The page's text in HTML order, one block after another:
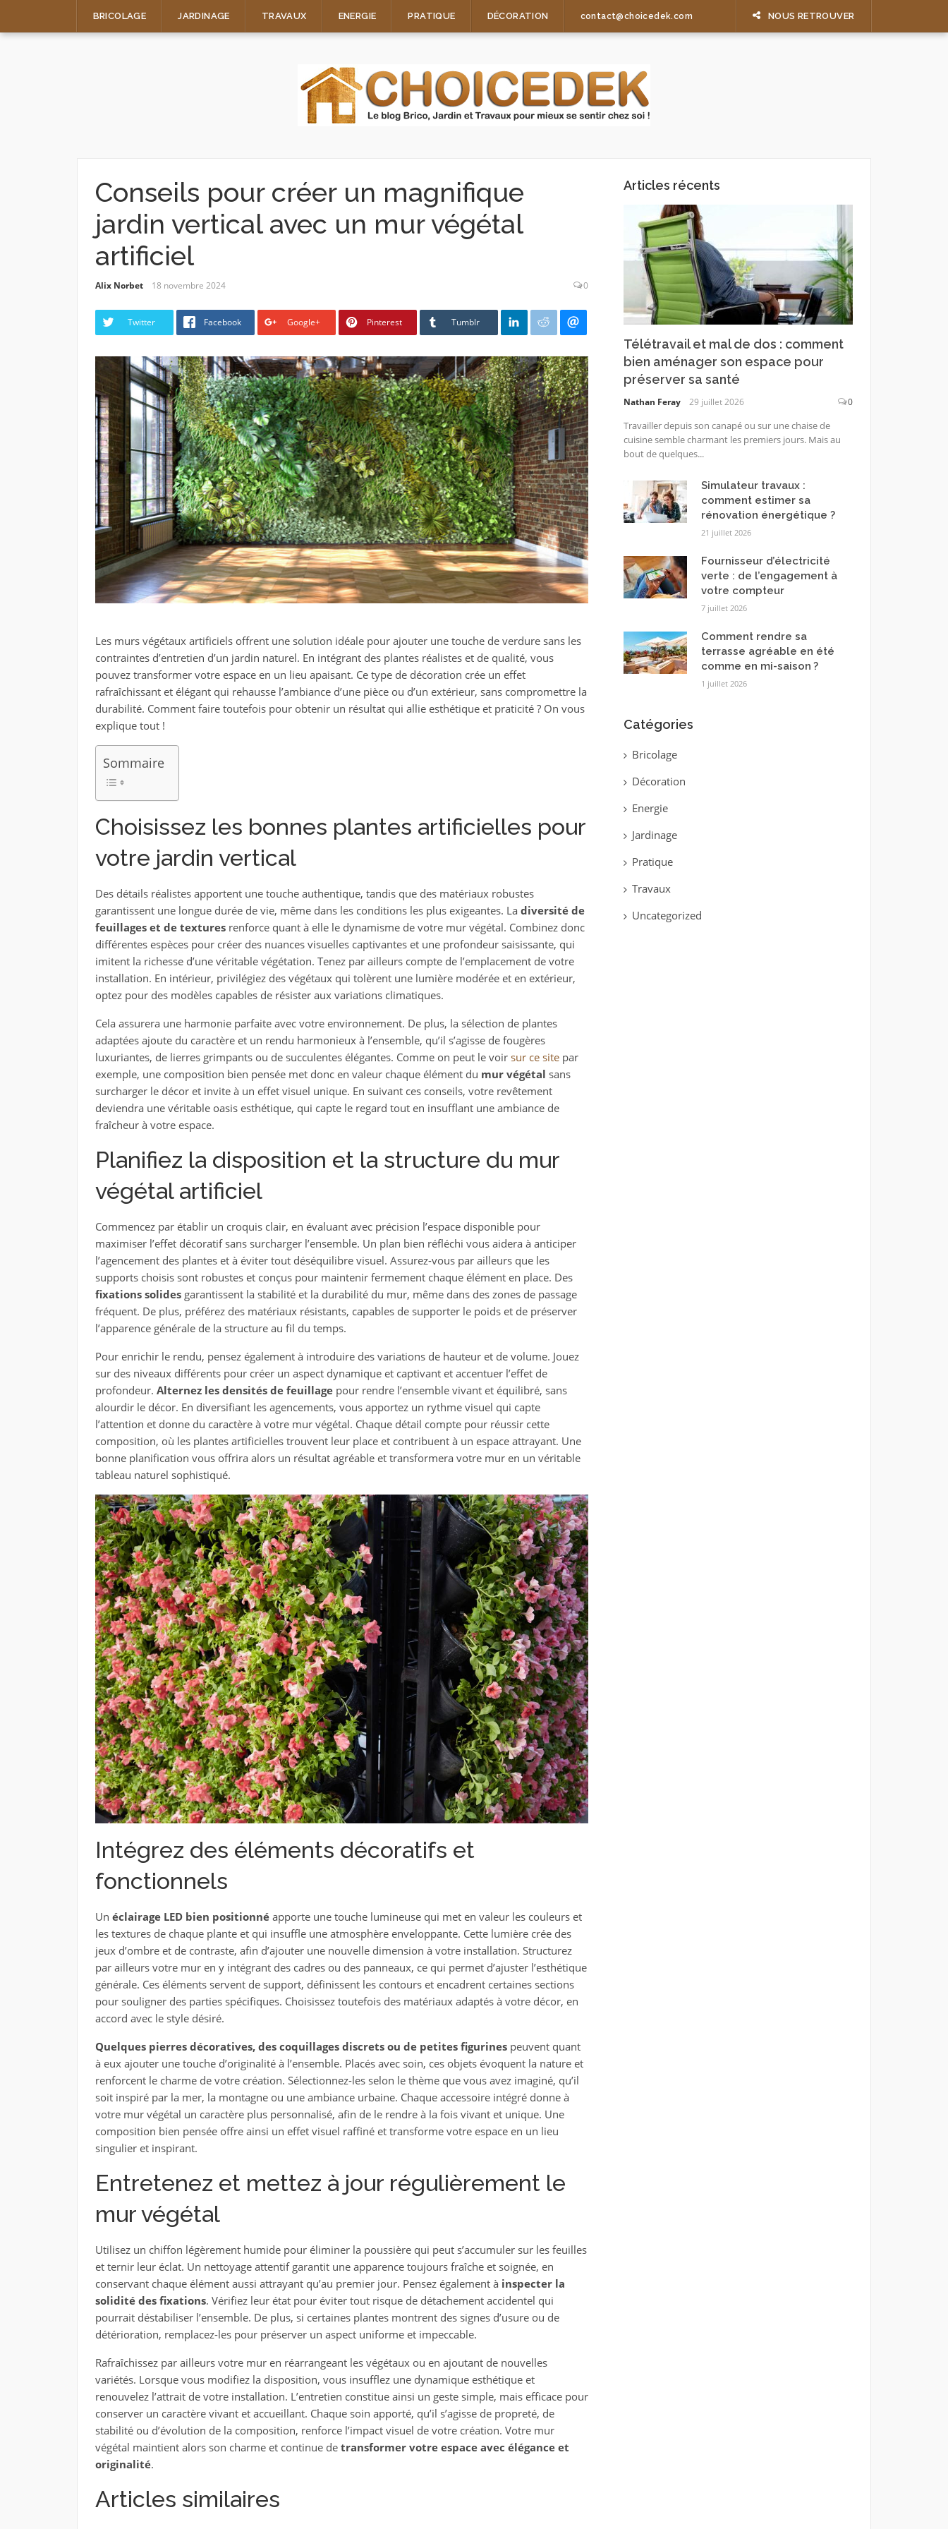
BRICOLAGE JARDINAGE TRAVAUX ENERGIE PRATIQUE DÉCORATION contact@choicedek.com NOUS RETROUVER
Conseils pour créer un magnifique
jardin vertical avec un mur végétal
artificiel
Alix Norbet 18 novembre 2024 0
Twitter Facebook Google+ Pinterest Tumblr
Les murs végétaux artificiels offrent une solution idéale pour ajouter une touche de verdure sans les
contraintes d’entretien d’un jardin naturel. En intégrant des plantes réalistes et de qualité, vous
pouvez transformer votre espace en un lieu apaisant. Ce type de décoration crée un effet
rafraîchissant et élégant qui rehausse l’ambiance d’une pièce ou d’un extérieur, sans compromettre la
durabilité. Comment faire toutefois pour obtenir un résultat qui allie esthétique et praticité ? On vous
explique tout !
Sommaire
Choisissez les bonnes plantes artificielles pour
votre jardin vertical
Des détails réalistes apportent une touche authentique, tandis que des matériaux robustes
garantissent une longue durée de vie, même dans les conditions les plus exigeantes. La diversité de
feuillages et de texturesrenforce quant à elle le dynamisme de votre mur végétal. Combinez donc
différentes espèces pour créer des nuances visuelles captivantes et une profondeur saisissante, qui
imitent la richesse d’une véritable végétation. Tenez par ailleurs compte de l’emplacement de votre
installation. En intérieur, privilégiez des végétaux qui tolèrent une lumière modérée et en extérieur,
optez pour des modèles capables de résister aux variations climatiques.
Cela assurera une harmonie parfaite avec votre environnement. De plus, la sélection de plantes
adaptées ajoute du caractère et un rendu harmonieux à l’ensemble, qu’il s’agisse de fougères
luxuriantes, de lierres grimpants ou de succulentes élégantes. Comme on peut le voir sur ce sitepar
exemple, une composition bien pensée met donc en valeur chaque élément du mur végétal sans
surcharger le décor et invite à un effet visuel unique. En suivant ces conseils, votre revêtement
deviendra une véritable oasis esthétique, qui capte le regard tout en insufflant une ambiance de
fraîcheur à votre espace.
Planifiez la disposition et la structure du mur
végétal artificiel
Commencez par établir un croquis clair, en évaluant avec précision l’espace disponible pour
maximiser l’effet décoratif sans surcharger l’ensemble. Un plan bien réfléchi vous aidera à anticiper
l’agencement des plantes et à éviter tout déséquilibre visuel. Assurez-vous par ailleurs que les
supports choisis sont robustes et conçus pour maintenir fermement chaque élément en place. Des
fixations solidesgarantissent la stabilité et la durabilité du mur, même dans des zones de passage
fréquent. De plus, préférez des matériaux résistants, capables de supporter le poids et de préserver
l’apparence générale de la structure au fil du temps.
Pour enrichir le rendu, pensez également à introduire des variations de hauteur et de volume. Jouez
sur des niveaux différents pour créer un aspect dynamique et captivant et accentuer l’effet de
profondeur. Alternez les densités de feuillagepour rendre l’ensemble vivant et équilibré, sans
alourdir le décor. En diversifiant les agencements, vous apportez un rythme visuel qui capte
l’attention et donne du caractère à votre mur végétal. Chaque détail compte pour réussir cette
composition, où les plantes artificielles trouvent leur place et contribuent à un espace attrayant. Une
bonne planification vous offrira alors un résultat agréable et transformera votre mur en un véritable
tableau naturel sophistiqué.
Intégrez des éléments décoratifs et
fonctionnels
Un éclairage LED bien positionnéapporte une touche lumineuse qui met en valeur les couleurs et
les textures de chaque plante et qui insuffle une atmosphère enveloppante. Cette lumière crée des
jeux d’ombre et de contraste, afin d’ajouter une nouvelle dimension à votre installation. Structurez
par ailleurs votre mur en y intégrant des cadres ou des panneaux, ce qui permet d’ajuster l’esthétique
générale. Ces éléments servent de support, définissent les contours et encadrent certaines sections
pour souligner des parties spécifiques. Choisissez toutefois des matériaux adaptés à votre décor, en
accord avec le style désiré.
Quelques pierres décoratives, des coquillages discrets ou de petites figurinespeuvent quant
à eux ajouter une touche d’originalité à l’ensemble. Placés avec soin, ces objets évoquent la nature et
renforcent le charme de votre création. Sélectionnez-les selon le thème que vous avez imaginé, qu’il
soit inspiré par la mer, la montagne ou une ambiance urbaine. Chaque accessoire intégré donne à
votre mur végétal un caractère plus personnalisé, afin de le rendre à la fois vivant et unique. Une
composition bien pensée offre ainsi un effet visuel raffiné et transforme votre espace en un lieu
singulier et inspirant.
Entretenez et mettez à jour régulièrement le
mur végétal
Utilisez un chiffon légèrement humide pour éliminer la poussière qui peut s’accumuler sur les feuilles
et ternir leur éclat. Un nettoyage attentif garantit une apparence toujours fraîche et soignée, en
conservant chaque élément aussi attrayant qu’au premier jour. Pensez également à inspecter la
solidité des fixations. Vérifiez leur état pour éviter tout risque de détachement accidentel qui
pourrait déstabiliser l’ensemble. De plus, si certaines plantes montrent des signes d’usure ou de
détérioration, remplacez-les pour préserver un aspect uniforme et impeccable.
Rafraîchissez par ailleurs votre mur en réarrangeant les végétaux ou en ajoutant de nouvelles
variétés. Lorsque vous modifiez la disposition, vous insufflez une dynamique esthétique et
renouvelez l’attrait de votre installation. L’entretien constitue ainsi un geste simple, mais efficace pour
conserver un caractère vivant et accueillant. Chaque soin apporté, qu’il s’agisse de propreté, de
stabilité ou d’évolution de la composition, renforce l’impact visuel de votre création. Votre mur
végétal maintient alors son charme et continue de transformer votre espace avec élégance et
originalité.
Articles similaires
Articles récents
Télétravail et mal de dos : comment
bien aménager son espace pour
préserver sa santé
Nathan Feray 29 juillet 2026 0
Travailler depuis son canapé ou sur une chaise de
cuisine semble charmant les premiers jours. Mais au
bout de quelques...
Simulateur travaux :
comment estimer sa
rénovation énergétique ?
21 juillet 2026
Fournisseur d’électricité
verte : de l’engagement à
votre compteur
7 juillet 2026
Comment rendre sa
terrasse agréable en été
comme en mi-saison ?
1 juillet 2026
Catégories
Bricolage
Décoration
Energie
Jardinage
Pratique
Travaux
Uncategorized